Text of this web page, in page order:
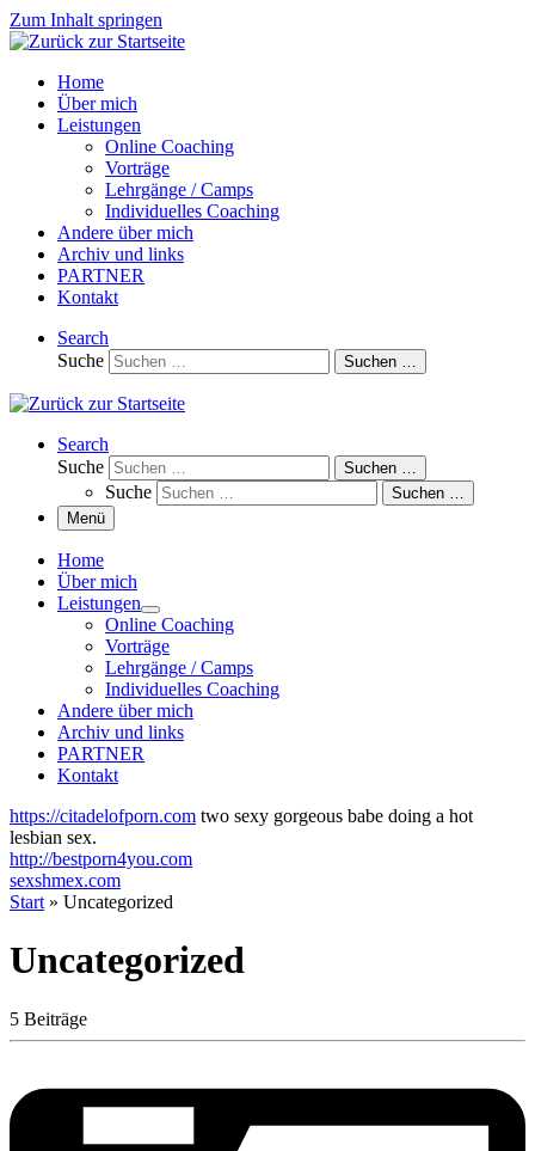
Zum Inhalt springen
Home
Über mich
Leistungen
Online Coaching
Vorträge
Lehrgänge / Camps
Individuelles Coaching
Andere über mich
Archiv und links
PARTNER
Kontakt
Search
Suche
Suchen …
Search
Suche
Suchen …
Suche
Suchen …
Menü
Home
Über mich
Leistungen
Online Coaching
Vorträge
Lehrgänge / Camps
Individuelles Coaching
Andere über mich
Archiv und links
PARTNER
Kontakt
https://citadelofporn.com two sexy gorgeous babe doing a hot
lesbian sex.
http://bestporn4you.com
sexshmex.com
Start » Uncategorized
Uncategorized
5 Beiträge